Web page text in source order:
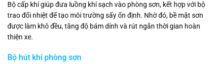
Bộ cấp khí giúp đưa luồng khí sạch vào phòng sơn, kết hợp với bộ
trao đổi nhiệt để tạo môi trường sấy ổn định. Nhờ đó, bề mặt sơn
được làm khô đều, tăng độ bám dính và rút ngắn thời gian hoàn
thiện xe.
Bộ hút khí phòng sơn